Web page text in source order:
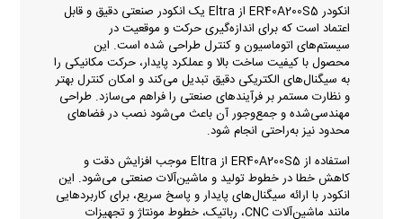
انکودر ER40A200S5 از Eltra یک انکودر صنعتی دقیق و قابل
اعتماد است که برای اندازه‌گیری حرکت و موقعیت در
سیستم‌های اتوماسیون و کنترل طراحی شده است. این
محصول با کیفیت ساخت بالا و عملکرد پایدار، حرکت مکانیکی را
به سیگنال‌های الکتریکی دقیق تبدیل می‌کند و امکان کنترل بهتر
و نظارت مستمر بر فرآیندهای صنعتی را فراهم می‌سازد. طراحی
مهندسی‌شده و جمع‌وجور آن باعث می‌شود نصب در فضاهای
محدود نیز به‌راحتی انجام شود.
استفاده از ER40A200S5 از Eltra موجب افزایش دقت و
کاهش خطا در خطوط تولید و ماشین‌آلات صنعتی می‌شود. این
انکودر با ارائه سیگنال‌های پایدار و پاسخ سریع، برای کاربردهایی
مانند ماشین‌آلات CNC، رباتیک، خطوط مونتاژ و تجهیزات